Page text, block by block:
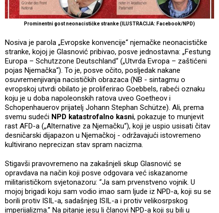
Prominentni gost neonacističke stranke (ILUSTRACIJA: Facebook/NPD)
Nosiva je parola „Evropske konvencije“ njemačke neonacističke
stranke, kojoj je Glasnović pribivao, posve jednostavna: „Festung
Europa – Schutzzone Deutschland“ („Utvrda Evropa – zaštićeni
pojas Njemačka“). To je, posve očito, posljedak nakane
osuvremenjivanja nacističkih obrazaca (NB - sintagmu o
evropskoj utvrdi obilato je proliferirao Goebbels, rabeći oznaku
koju je u doba napoleonskih ratova uveo Goetheov i
Schopenhauerov prijatelj Johann Stephan Schütze). Ali, prema
svemu sudeći NPD katastrofalno kasni, pokazuje to munjevit
rast AFD-a („Alternative za Njemačku“), koji je uspio usisati čitav
desničarski dijapazon u Njemačkoj - održavajući istovremeno
kultivirano neprecizan stav spram nacizma.
Stigavši pravovremeno na zakašnjeli skup Glasnović se
opravdava na način koji posve odgovara već iskazanome
militarističkom svjetonazoru: “Ja sam prvenstveno vojnik. U
mojoj brigadi koju sam vodio imao sam ljude iz NPD-a, koji su se
borili protiv ISIL-a, sadašnjeg ISIL-a i protiv velikosrpskog
imperijalizma.” Na pitanje jesu li članovi NPD-a koji su bili u